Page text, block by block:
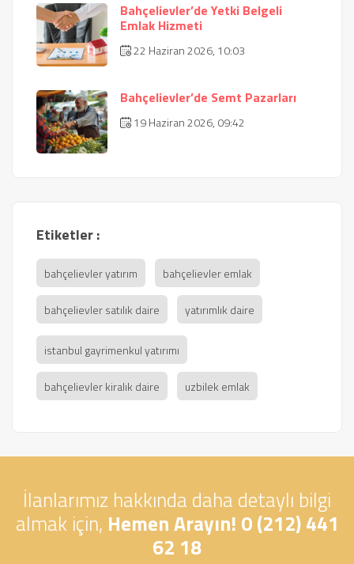
Bahçelievler’de Yetki Belgeli
Emlak Hizmeti
22 Haziran 2026, 10:03
Bahçelievler’de Semt Pazarları
19 Haziran 2026, 09:42
Etiketler :
bahçelievler yatırım bahçelievler emlak
bahçelievler satılık daire yatırımlık daire
istanbul gayrimenkul yatırımı
bahçelievler kiralık daire uzbilek emlak
İlanlarımız hakkında daha detaylı bilgi
almak için, Hemen Arayın! 0 (212) 441
62 18